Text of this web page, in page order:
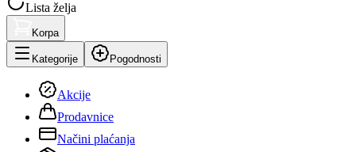
Lista želja
Korpa
Kategorije Pogodnosti
Akcije
Prodavnice
Načini plaćanja